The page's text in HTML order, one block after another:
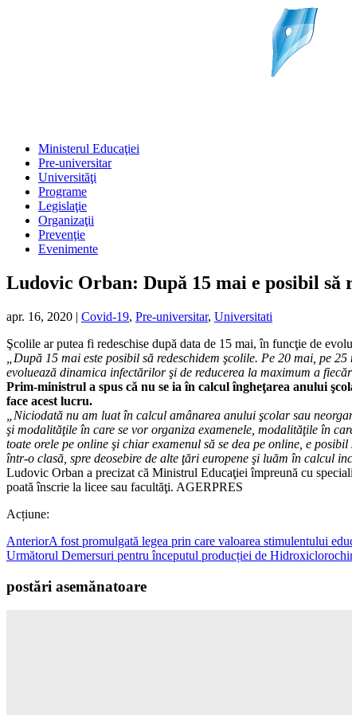
Ministerul Educaţiei
Pre-universitar
Universităţi
Programe
Legislaţie
Organizaţii
Prevenţie
Evenimente
Ludovic Orban: După 15 mai e posibil să
apr. 16, 2020 | Covid-19, Pre-universitar, Universitati
Şcolile ar putea fi redeschise după data de 15 mai, în funcţie de
„După 15 mai este posibil să redeschidem şcolile. Pe 20 mai, pe
evoluează dinamica infectărilor şi de reducerea la maximum a
Prim-ministrul a spus că nu se ia în calcul îngheţarea anului
face acest lucru.
„Niciodată nu am luat în calcul amânarea anului şcolar sau
şi modalităţile în care se vor organiza examenele, modalităţile în
toate orele pe online şi chiar examenul să se dea pe online, e
într-o clasă, spre deosebire de alte ţări europene şi luăm în calcul
Ludovic Orban a precizat că Ministrul Educaţiei împreună cu
poată înscrie la licee sau facultăţi. AGERPRES
Acțiune:
AnteriorA fost promulgată legea prin care valoarea stimulentului
Următorul Demersuri pentru începutul producției de
postări asemănatoare